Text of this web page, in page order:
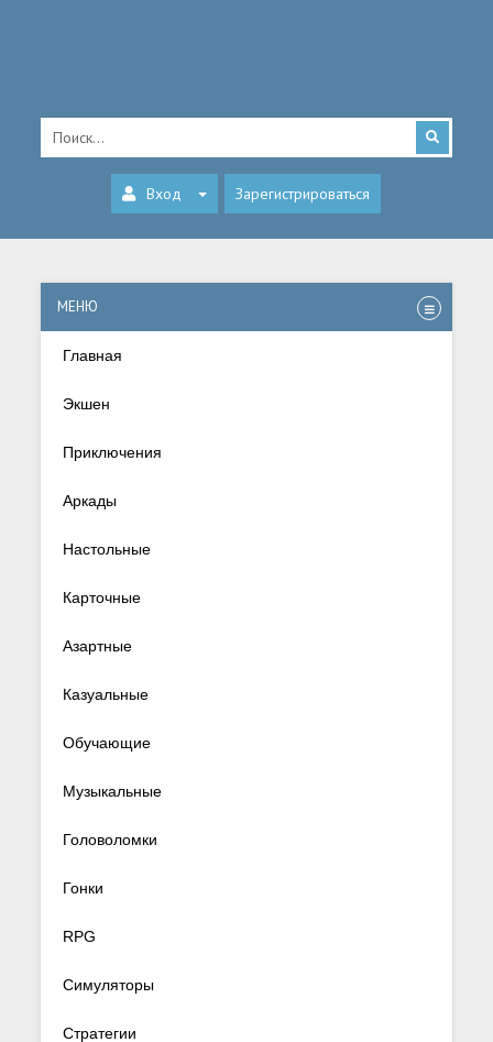
Вход Зарегистрироваться
МЕНЮ
Главная
Экшен
Приключения
Аркады
Настольные
Карточные
Азартные
Казуальные
Обучающие
Музыкальные
Головоломки
Гонки
RPG
Симуляторы
Стратегии